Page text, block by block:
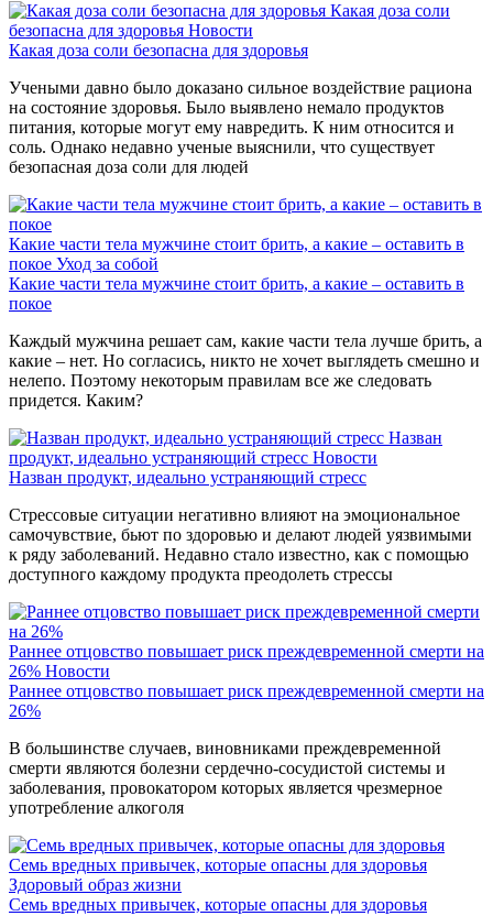
Какая доза соли
безопасна для здоровья Новости
Какая доза соли безопасна для здоровья
Учеными давно было доказано сильное воздействие рациона
на состояние здоровья. Было выявлено немало продуктов
питания, которые могут ему навредить. К ним относится и
соль. Однако недавно ученые выяснили, что существует
безопасная доза соли для людей
Какие части тела мужчине стоит брить, а какие – оставить в
покое Уход за собой
Какие части тела мужчине стоит брить, а какие – оставить в
покое
Каждый мужчина решает сам, какие части тела лучше брить, а
какие – нет. Но согласись, никто не хочет выглядеть смешно и
нелепо. Поэтому некоторым правилам все же следовать
придется. Каким?
Назван
продукт, идеально устраняющий стресс Новости
Назван продукт, идеально устраняющий стресс
Стрессовые ситуации негативно влияют на эмоциональное
самочувствие, бьют по здоровью и делают людей уязвимыми
к ряду заболеваний. Недавно стало известно, как с помощью
доступного каждому продукта преодолеть стрессы
Раннее отцовство повышает риск преждевременной смерти на
26% Новости
Раннее отцовство повышает риск преждевременной смерти на
26%
В большинстве случаев, виновниками преждевременной
смерти являются болезни сердечно-сосудистой системы и
заболевания, провокатором которых является чрезмерное
употребление алкоголя
Семь вредных привычек, которые опасны для здоровья
Здоровый образ жизни
Семь вредных привычек, которые опасны для здоровья